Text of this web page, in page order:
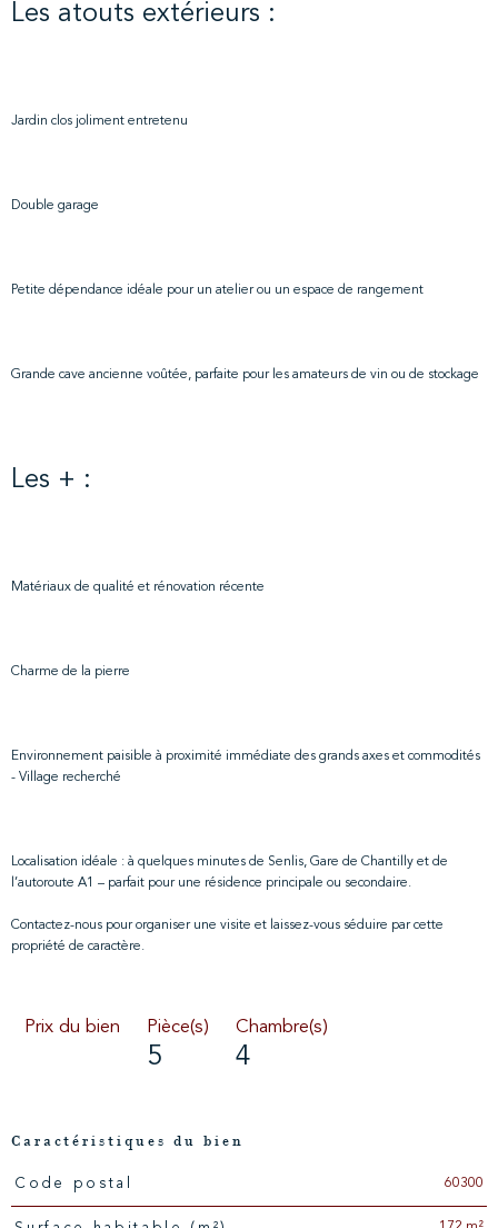
Les atouts extérieurs :
Jardin clos joliment entretenu
Double garage
Petite dépendance idéale pour un atelier ou un espace de rangement
Grande cave ancienne voûtée, parfaite pour les amateurs de vin ou de stockage
Les + :
Matériaux de qualité et rénovation récente
Charme de la pierre
Environnement paisible à proximité immédiate des grands axes et commodités
- Village recherché
Localisation idéale : à quelques minutes de Senlis, Gare de Chantilly et de
l’autoroute A1 – parfait pour une résidence principale ou secondaire.
Contactez-nous pour organiser une visite et laissez-vous séduire par cette
propriété de caractère.
Prix du bien Pièce(s)
5
Chambre(s)
4
Caractéristiques du bien
Caractéristiques Valeurs
Code postal 60300